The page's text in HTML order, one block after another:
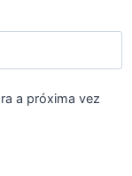
a próxima vez